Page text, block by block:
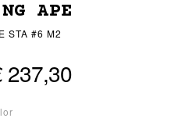
APE
STA #6 M2
237,30